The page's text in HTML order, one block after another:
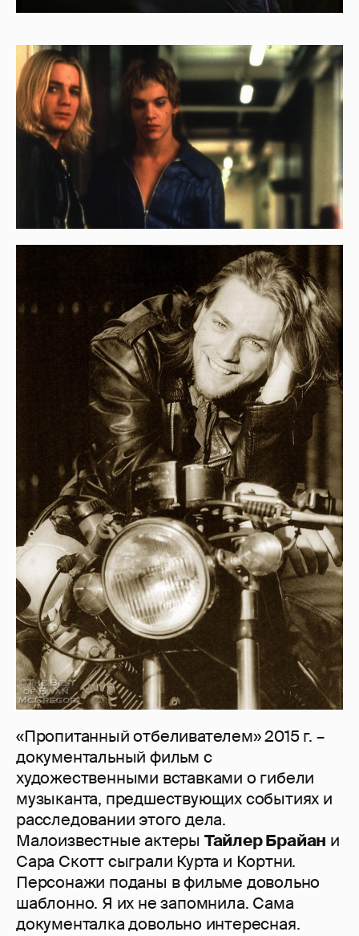
«Пропитанный отбеливателем» 2015 г. –
документальный фильм с
художественными вставками о гибели
музыканта, предшествующих событиях и
расследовании этого дела.
Малоизвестные актеры Тайлер Брайан и
Сара Скотт сыграли Курта и Кортни.
Персонажи поданы в фильме довольно
шаблонно. Я их не запомнила. Сама
документалка довольно интересная.